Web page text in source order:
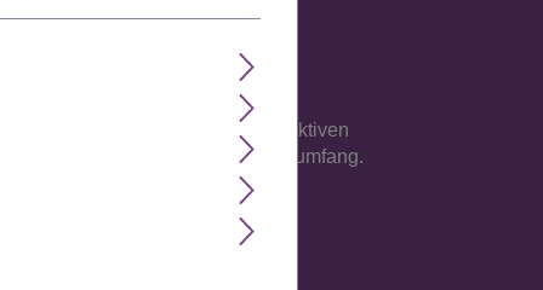
auf einem atmungsaktiven
an, maximal jedoch 62 cm Kopfumfang.